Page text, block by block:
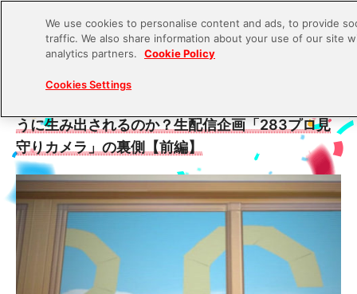
p
o
うに生み出されるのか？生配信企画「283プロ見
守りカメラ」の裏側【前編】
We use cookies to personalise content and ads, to provide
traffic. We also share information about your use of our site
analytics partners.
Cookie Policy
Cookies Settings